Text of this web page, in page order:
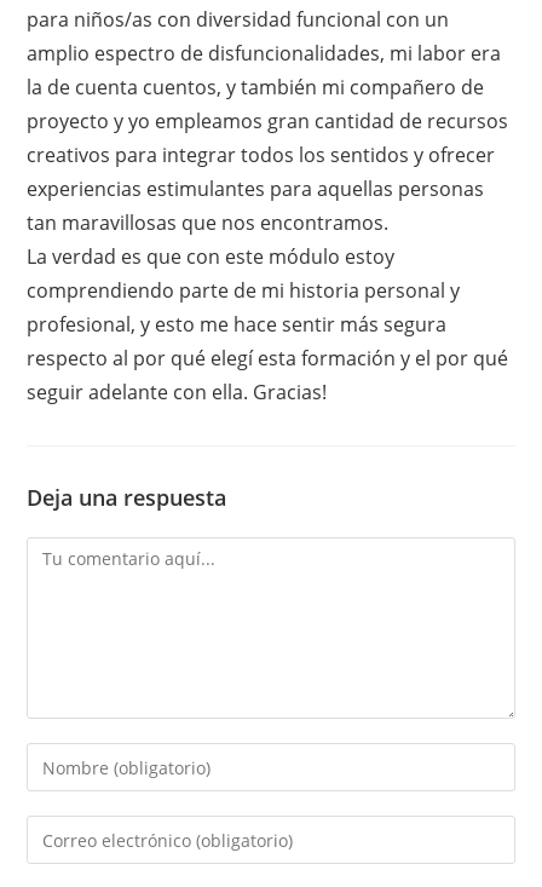
para niños/as con diversidad funcional con un
amplio espectro de disfuncionalidades, mi labor era
la de cuenta cuentos, y también mi compañero de
proyecto y yo empleamos gran cantidad de recursos
creativos para integrar todos los sentidos y ofrecer
experiencias estimulantes para aquellas personas
tan maravillosas que nos encontramos.
La verdad es que con este módulo estoy
comprendiendo parte de mi historia personal y
profesional, y esto me hace sentir más segura
respecto al por qué elegí esta formación y el por qué
seguir adelante con ella. Gracias!
Deja una respuesta